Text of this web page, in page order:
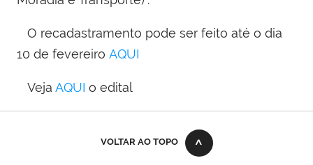
O recadastramento pode ser feito até o dia
10 de fevereiro AQUI
Veja AQUI o edital
VOLTAR AO TOPO